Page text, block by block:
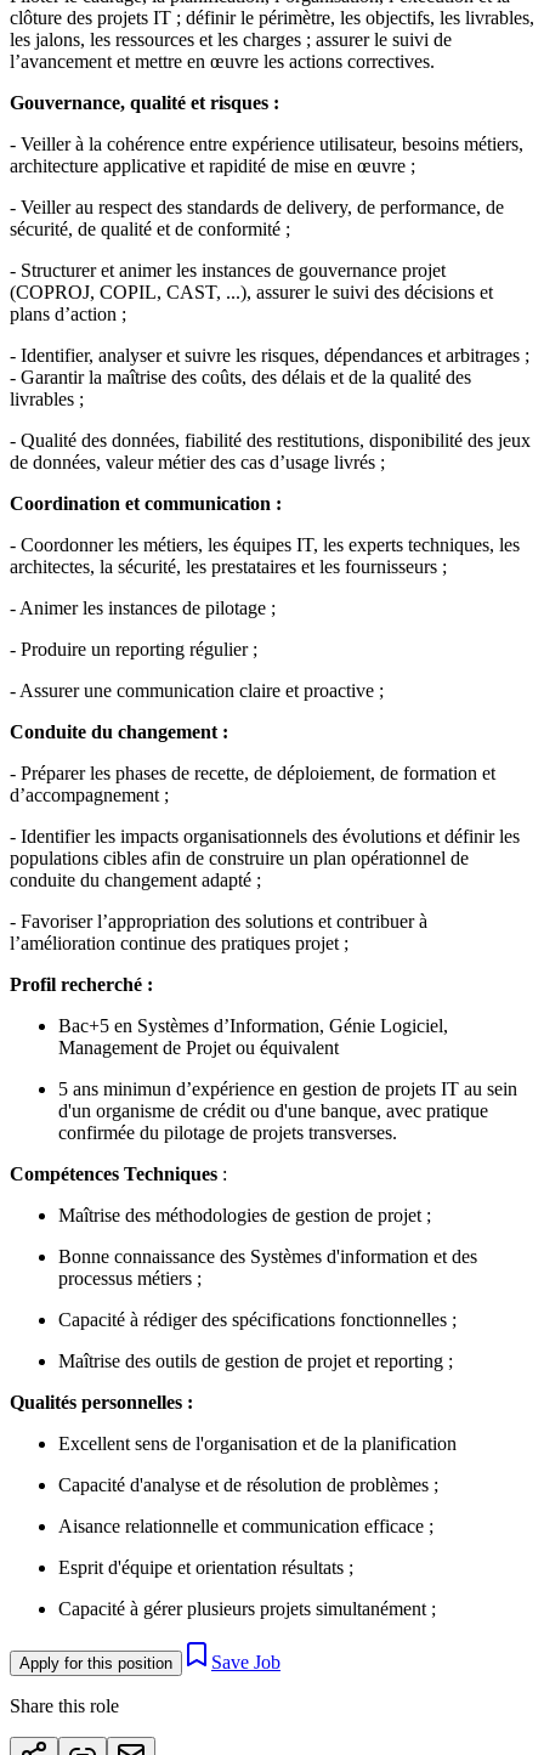
clôture des projets IT ; définir le périmètre, les objectifs, les livrables,
les jalons, les ressources et les charges ; assurer le suivi de
l’avancement et mettre en œuvre les actions correctives.
Gouvernance, qualité et risques :
- Veiller à la cohérence entre expérience utilisateur, besoins métiers,
architecture applicative et rapidité de mise en œuvre ;
- Veiller au respect des standards de delivery, de performance, de
sécurité, de qualité et de conformité ;
- Structurer et animer les instances de gouvernance projet
(COPROJ, COPIL, CAST, ...), assurer le suivi des décisions et
plans d’action ;
- Identifier, analyser et suivre les risques, dépendances et arbitrages ;
- Garantir la maîtrise des coûts, des délais et de la qualité des
livrables ;
- Qualité des données, fiabilité des restitutions, disponibilité des jeux
de données, valeur métier des cas d’usage livrés ;
Coordination et communication :
- Coordonner les métiers, les équipes IT, les experts techniques, les
architectes, la sécurité, les prestataires et les fournisseurs ;
- Animer les instances de pilotage ;
- Produire un reporting régulier ;
- Assurer une communication claire et proactive ;
Conduite du changement :
- Préparer les phases de recette, de déploiement, de formation et
d’accompagnement ;
- Identifier les impacts organisationnels des évolutions et définir les
populations cibles afin de construire un plan opérationnel de
conduite du changement adapté ;
- Favoriser l’appropriation des solutions et contribuer à
l’amélioration continue des pratiques projet ;
Profil recherché :
Bac+5 en Systèmes d’Information, Génie Logiciel,
Management de Projet ou équivalent
5 ans minimun d’expérience en gestion de projets IT au sein
d'un organisme de crédit ou d'une banque, avec pratique
confirmée du pilotage de projets transverses.
Compétences Techniques :
Maîtrise des méthodologies de gestion de projet ;
Bonne connaissance des Systèmes d'information et des
processus métiers ;
Capacité à rédiger des spécifications fonctionnelles ;
Maîtrise des outils de gestion de projet et reporting ;
Qualités personnelles :
Excellent sens de l'organisation et de la planification
Capacité d'analyse et de résolution de problèmes ;
Aisance relationnelle et communication efficace ;
Esprit d'équipe et orientation résultats ;
Capacité à gérer plusieurs projets simultanément ;
Apply for this position Save Job
Share this role